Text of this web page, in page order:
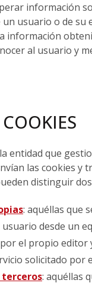
información
un usuario o de su
información
al usuario y
entidad que
las cookies y
distinguir
: aquéllas que
desde un
el propio editor
solicitado por
terceros: aquéllas